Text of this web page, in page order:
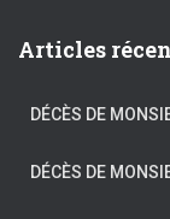
Articles
DÉCÈS DE
DÉCÈS DE